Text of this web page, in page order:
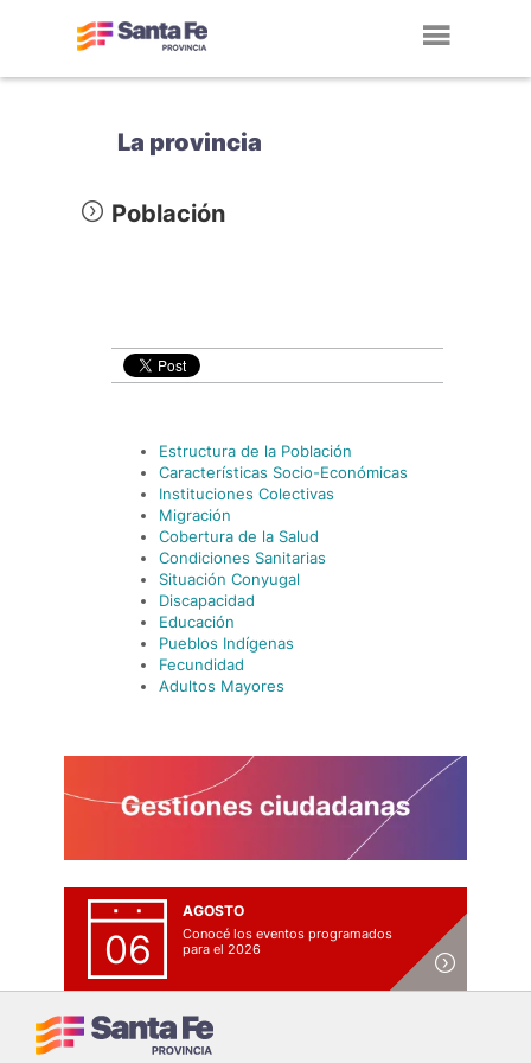
La provincia
Población
Estructura de la Población
Características Socio-Económicas
Instituciones Colectivas
Migración
Cobertura de la Salud
Condiciones Sanitarias
Situación Conyugal
Discapacidad
Educación
Pueblos Indígenas
Fecundidad
Adultos Mayores
06
AGOSTO
Conocé los eventos programados
para el 2026